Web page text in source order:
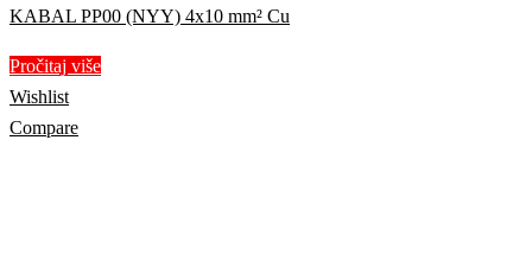
KABAL PP00 (NYY) 4x10 mm² Cu
Pročitaj više
Wishlist
Compare